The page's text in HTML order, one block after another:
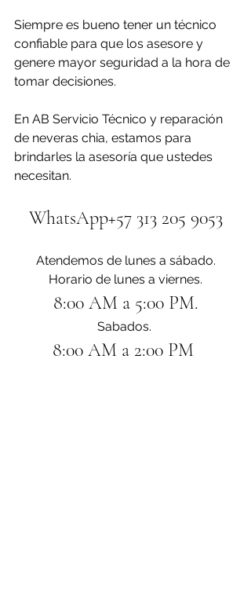
Siempre es bueno tener un técnico
confiable para que los asesore y
genere mayor seguridad a la hora de
tomar decisiones.
En AB Servicio Técnico y reparación
de neveras chia, estamos para
brindarles la asesoría que ustedes
necesitan.
WhatsApp+57 313 205 9053
Atendemos de lunes a sábado.
Horario de lunes a viernes.
8:00 AM a 5:00 PM.
Sabados.
8:00 AM a 2:00 PM